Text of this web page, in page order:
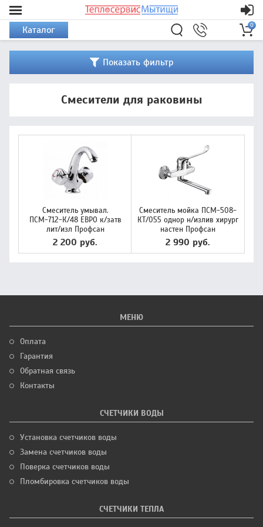
Каталог 0
Показать фильтр
Смесители для раковины
Смеситель умывал.
ПСМ-712-К/48 ЕВРО к/затв
лит/изл Профсан
2 200 руб.
Смеситель мойка ПСМ-508-
КТ/055 однор н/излив хирург
настен Профсан
2 990 руб.
МЕНЮ
Оплата
Гарантия
Обратная связь
Контакты
СЧЕТЧИКИ ВОДЫ
Установка счетчиков воды
Замена счетчиков воды
Поверка счетчиков воды
Пломбировка счетчиков воды
СЧЕТЧИКИ ТЕПЛА